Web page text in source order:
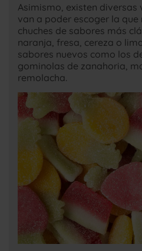
Asimismo, existen
van a poder escoger la
chuches de sabores más
naranja, fresa, cereza o
sabores nuevos como los
gominolas de zanahoria,
remolacha.